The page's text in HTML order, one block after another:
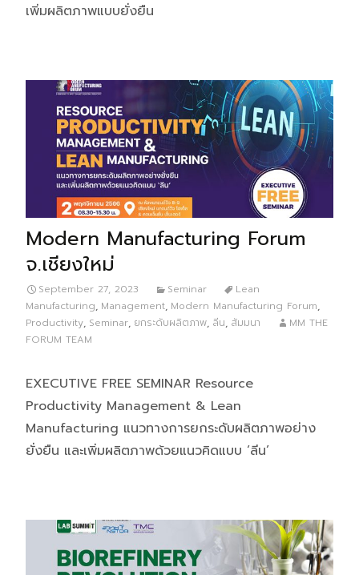
เพิ่มผลิตภาพแบบยั่งยืน
Modern Manufacturing Forum
จ.เชียงใหม่
September 27, 2023 Seminar
Lean
Manufacturing Management Modern Manufacturing Forum
Productivity Seminar ยกระดับผลิตภาพ ลีน สัมมนา
MM THE
FORUM TEAM
EXECUTIVE FREE SEMINAR Resource
Productivity Management & Lean
Manufacturing แนวทางการยกระดับผลิตภาพอย่าง
ยั่งยืน และเพิ่มผลิตภาพด้วยแนวคิดแบบ ‘ลีน’